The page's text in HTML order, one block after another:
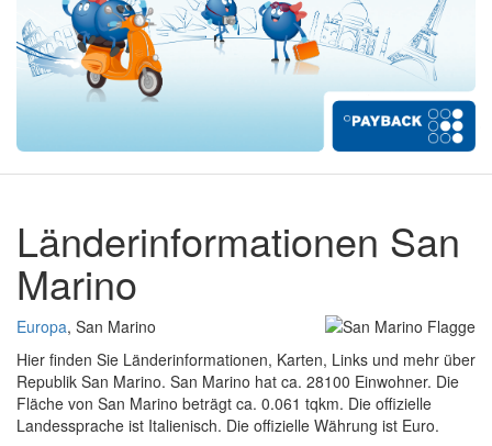
Länderinformationen San
Marino
Europa, San Marino
Hier finden Sie Länderinformationen, Karten, Links und mehr über
Republik San Marino. San Marino hat ca. 28100 Einwohner. Die
Fläche von San Marino beträgt ca. 0.061 tqkm. Die offizielle
Landessprache ist Italienisch. Die offizielle Währung ist Euro.